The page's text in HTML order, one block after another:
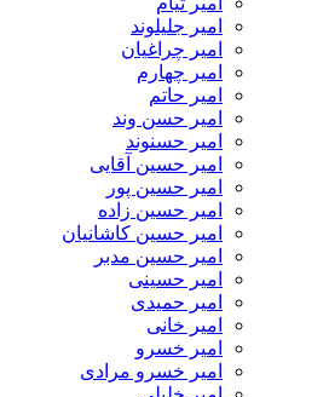
امیر جلیلوند
امیر چراغیان
امیر چهارم
امیر حاتم
امیر حسن وند
امیر حسنوند
امیر حسین آقایی
امیر حسین پور
امیر حسین زاده
امیر حسین کاشانیان
امیر حسین مدبر
امیر حسینی
امیر حمیدی
امیر خانی
امیر خسرو
امیر خسرو مرادی